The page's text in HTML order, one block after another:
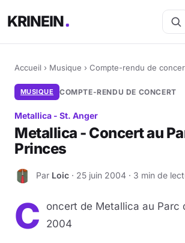
KRINEIN
Accueil › Musique › Compte-rendu de
MUSIQUE COMPTE-RENDU DE CONCERT
Metallica - St. Anger
Metallica - Concert au
Princes
L Par Loic · 25 juin 2004 · 3 min de
C
oncert de Metallica au Parc
2004